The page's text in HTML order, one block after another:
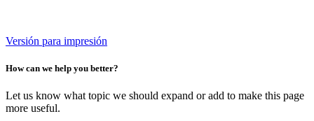
Versión para impresión
How can we help you better?
Let us know what topic we should expand or add to make this page
more useful.